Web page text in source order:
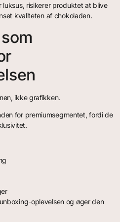
luksus, risikerer produktet at blive
kvaliteten af chokoladen.
ikke grafikken.
for premiumsegmentet, fordi de
oplevelsen og øger den